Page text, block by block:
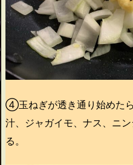
④玉ねぎが透き通り始めた
汁、ジャガイモ、ナス、ニ
る。